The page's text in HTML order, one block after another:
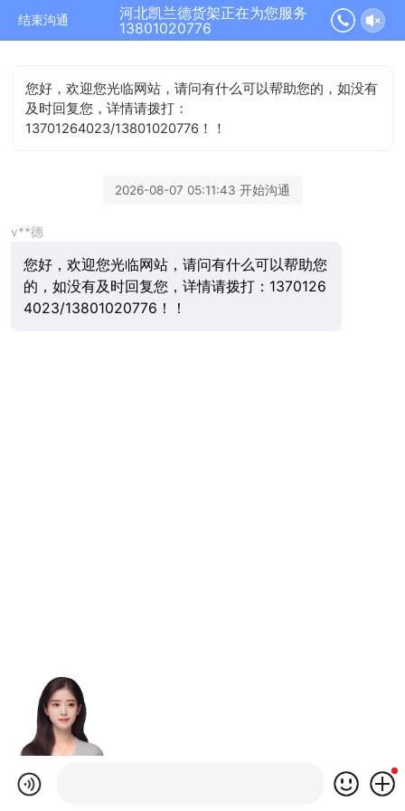
结束沟通
河北凯兰德货架正在为您服务
13801020776
您好，欢迎您光临网站，请问有什么可以帮助您的，如没有
及时回复您，详情请拨打：
13701264023/13801020776！！
2026-08-07 05:11:43 开始沟通
v**德
您好，欢迎您光临网站，请问有什么可以帮助您
的，如没有及时回复您，详情请拨打：1370126
4023/13801020776！！